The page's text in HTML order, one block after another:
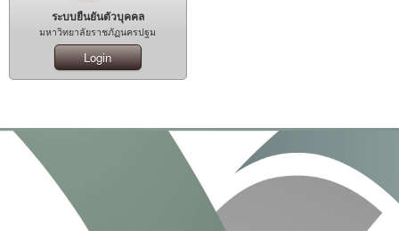
ระบบยืนยันตัวบุคคล
มหาวิทยาลัยราชภัฏนครปฐม
Login